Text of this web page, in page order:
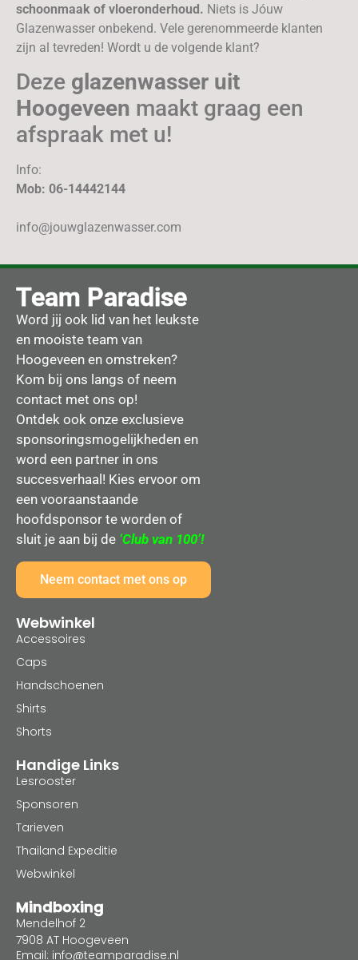
schoonmaak of vloeronderhoud. Niets is Jóuw
Glazenwasser onbekend. Vele gerenommeerde klanten
zijn al tevreden! Wordt u de volgende klant?
Deze glazenwasser uit
Hoogeveen maakt graag een
afspraak met u!
Info:
Mob: 06-14442144
info@jouwglazenwasser.com
Team Paradise
Word jij ook lid van het leukste
en mooiste team van
Hoogeveen en omstreken?
Kom bij ons langs of neem
contact met ons op!
Ontdek ook onze exclusieve
sponsoringsmogelijkheden en
word een partner in ons
succesverhaal! Kies ervoor om
een vooraanstaande
hoofdsponsor te worden of
sluit je aan bij de ‘Club van 100’!
Neem contact met ons op
Webwinkel
Accessoires
Caps
Handschoenen
Shirts
Shorts
Handige Links
Lesrooster
Sponsoren
Tarieven
Thailand Expeditie
Webwinkel
Mindboxing
Mendelhof 2
7908 AT Hoogeveen
Email: info@teamparadise.nl